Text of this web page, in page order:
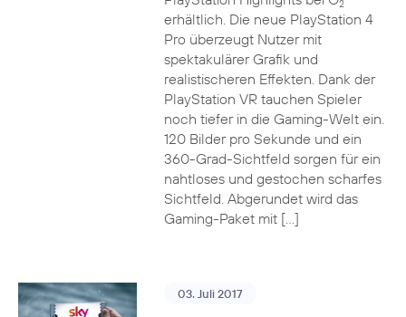
2
erhältlich. Die neue PlayStation 4
Pro überzeugt Nutzer mit
spektakulärer Grafik und
realistischeren Effekten. Dank der
PlayStation VR tauchen Spieler
noch tiefer in die Gaming-Welt ein.
120 Bilder pro Sekunde und ein
360-Grad-Sichtfeld sorgen für ein
nahtloses und gestochen scharfes
Sichtfeld. Abgerundet wird das
Gaming-Paket mit […]
03. Juli 2017